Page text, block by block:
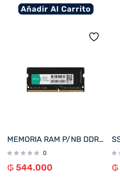
Añadir Al Carrito
MEMORIA RAM P/NB DDR4 8GB 3200 FTX 111689
0
₲ 544.000 ₲